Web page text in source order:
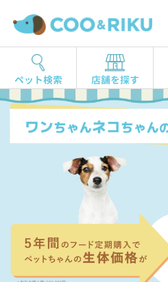
ペット検索 店舗を探す